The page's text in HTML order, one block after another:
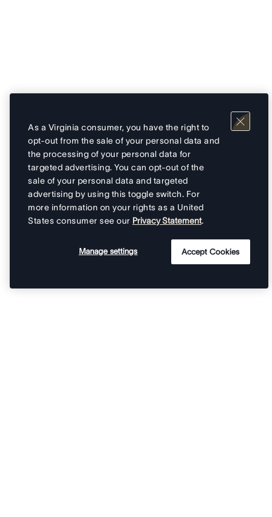
As a Virginia consumer, you have the right to
opt-out from the sale of your personal data and
the processing of your personal data for
targeted advertising. You can opt-out of the
sale of your personal data and targeted
advertising by using this toggle switch. For
more information on your rights as a United
States consumer see our Privacy Statement.
Manage settings Accept Cookies